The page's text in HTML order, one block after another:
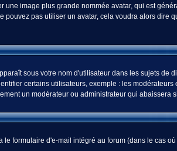
image plus grande nommée avatar, qui est
pas utiliser un avatar, cela voudra alors
sous votre nom d'utilisateur dans les sujets
certains utilisateurs, exemple : les
un modérateur ou administrateur qui abaissera
formulaire d'e-mail intégré au forum (dans le cas